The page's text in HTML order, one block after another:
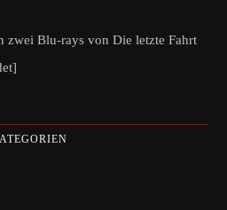
zwei Blu-rays von Die letzte Fahrt